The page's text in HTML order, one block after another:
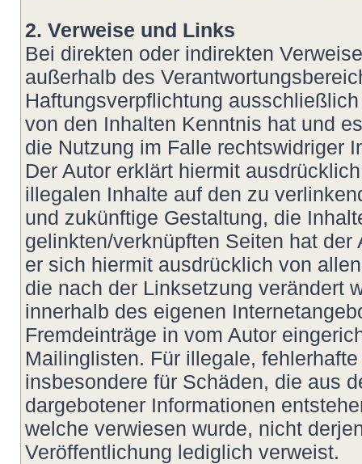
2. Verweise und Links
Bei direkten oder indirekten
außerhalb des
Haftungsverpflichtung
von den Inhalten Kenntnis hat und
die Nutzung im Falle rechtswidriger
Der Autor erklärt hiermit
illegalen Inhalte auf den zu
und zukünftige Gestaltung, die
gelinkten/verknüpften Seiten hat
er sich hiermit ausdrücklich von
die nach der Linksetzung verändert
innerhalb des eigenen
Fremdeinträge in vom Autor
Mailinglisten. Für illegale,
insbesondere für Schäden, die aus
dargebotener Informationen
welche verwiesen wurde, nicht
Veröffentlichung lediglich verweist.